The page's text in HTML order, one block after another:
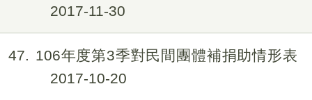
2017-11-30
47
106年度第3季對民間團體補捐助情形表
2017-10-20